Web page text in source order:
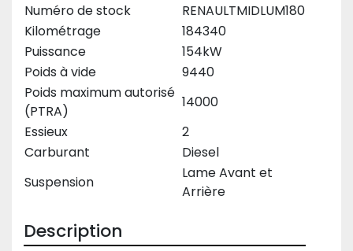
Numéro de stock
RENAULTMIDLUM180
Kilométrage
184340
Puissance
154kW
Poids à vide
9440
Poids maximum autorisé
(PTRA)
14000
Essieux
2
Carburant
Diesel
Suspension
Lame Avant et
Arrière
Description